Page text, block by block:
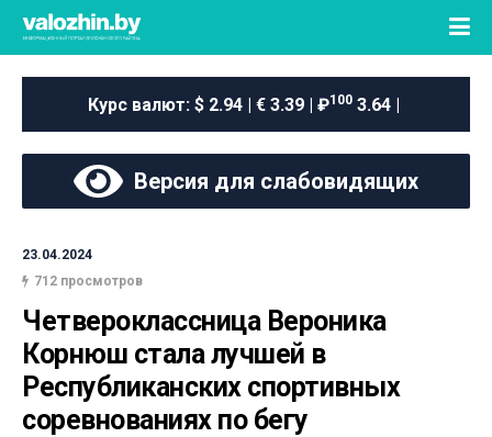
Курс валют: $ 2.94 | € 3.39 | ₽100 3.64 |
Версия для слабовидящих
23.04.2024
712 просмотров
Четвероклассница Вероника
Корнюш стала лучшей в
Республиканских спортивных
соревнованиях по бегу